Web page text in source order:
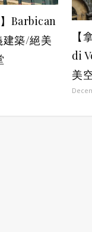
Barbican
築/絕美
【
di
美